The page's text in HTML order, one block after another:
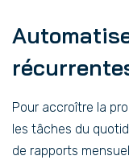
Pour accroître la
les tâches du
de rapports